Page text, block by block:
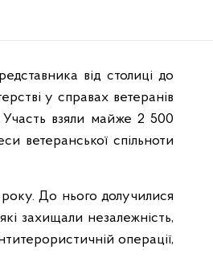
від столиці до
у справах ветеранів
взяли майже 2 500
ветеранської спільноти
До нього долучилися
захищали незалежність,
операції,